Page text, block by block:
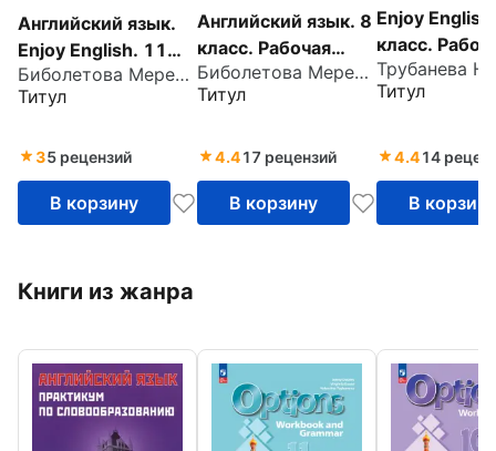
Английский язык.
Enjoy English. 11
класс. Рабочая
тетрадь № 2
работы
Биболетова Мерем Забатовна
Титул
35 рецензий
В корзину
Английский язык. 8
класс. Рабочая
тетрадь к учебнику
"Английский с
ФГОС
Биболетова Мерем Забатовна
Титул
4.417 рецензий
В корзину
Enjoy
класс.
тетрадь №2
учебнику.
работы.
Титул
4.414
В корзину
Книги из жанра